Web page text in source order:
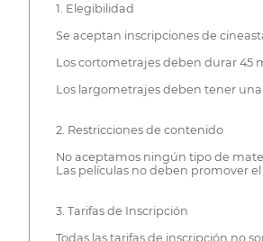
1. Elegibilidad
Se aceptan inscripciones de
Los cortometrajes deben durar 45
Los largometrajes deben tener
2. Restricciones de contenido
No aceptamos ningún tipo de
Las películas no deben promover
3. Tarifas de Inscripción
Todas las tarifas de inscripción no